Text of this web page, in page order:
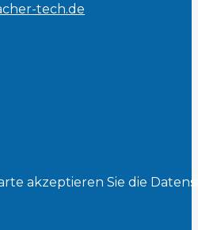
tech.de
akzeptieren Sie die